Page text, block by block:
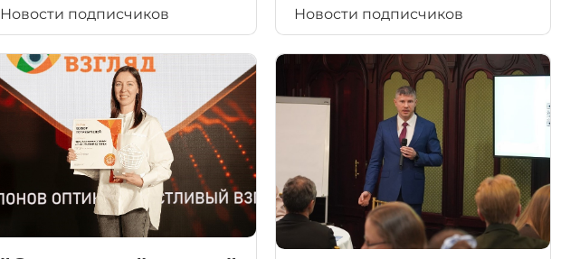
Новости подписчиков Новости подписчиков